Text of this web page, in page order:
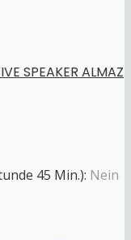
SPEAKER ALMAZ
45 Min.): Nein